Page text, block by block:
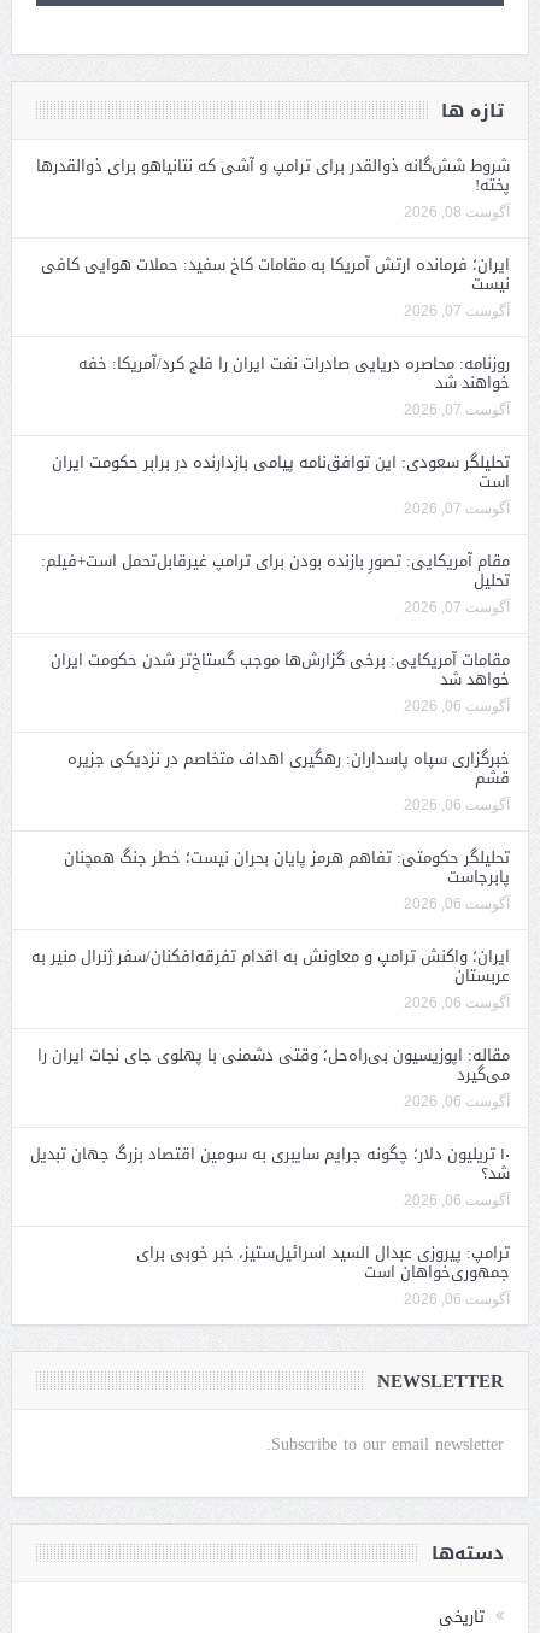
تازه ها
شروط شش‌گانه ذوالقدر برای ترامپ و آشی که نتانیاهو برای ذوالقدرها
پخته!
آگوست 08, 2026
ایران؛ فرمانده ارتش آمریکا به مقامات کاخ سفید: حملات هوایی کافی
نیست
آگوست 07, 2026
روزنامه: محاصره دریایی صادرات نفت ایران را فلج کرد/آمریکا: خفه
خواهند شد
آگوست 07, 2026
تحلیلگر سعودی: این توافق‌نامه پیامی بازدارنده در برابر حکومت ایران
است
آگوست 07, 2026
مقام آمریکایی: تصورِ بازنده بودن برای ترامپ غیرقابل‌تحمل است+فیلم:
تحلیل
آگوست 07, 2026
مقامات آمریکایی: برخی گزارش‌ها موجب گستاخ‌تر شدن حکومت ایران
خواهد شد
آگوست 06, 2026
خبرگزاری سپاه پاسداران: رهگیری اهداف متخاصم در نزدیکی جزیره
قشم
آگوست 06, 2026
تحلیلگر حکومتی: تفاهم هرمز پایان بحران نیست؛ خطر جنگ همچنان
پابرجاست
آگوست 06, 2026
ایران؛ واکنش ترامپ و معاونش به اقدام تفرقه‌افکنان/سفر ژنرال منیر به
عربستان
آگوست 06, 2026
مقاله: اپوزیسیون بی‌راه‌حل؛ وقتی دشمنی با پهلوی جای نجات ایران را
می‌گیرد
آگوست 06, 2026
۱۰ تریلیون دلار؛ چگونه جرایم سایبری به سومین اقتصاد بزرگ جهان تبدیل
شد؟
آگوست 06, 2026
ترامپ: پیروزی عبدال السید اسرائیل‌ستیز، خبر خوبی برای
جمهوری‌خواهان است
آگوست 06, 2026
NEWSLETTER
Subscribe to our email newsletter.
دسته‌ها
تاریخی